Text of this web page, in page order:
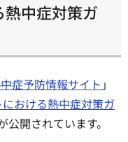
中症対策ガ
症予防情報サイト 」
おける熱中症対策ガ
公開されています。